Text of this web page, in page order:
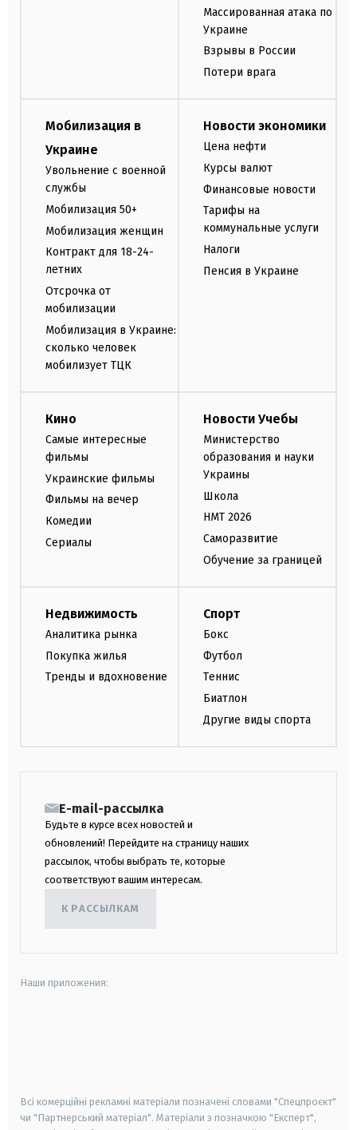
Массированная атака по
Украине
Взрывы в России
Потери врага
Мобилизация в
Украине
Увольнение с военной
службы
Мобилизация 50+
Мобилизация женщин
Контракт для 18-24-
летних
Отсрочка от
мобилизации
Мобилизация в Украине:
сколько человек
мобилизует ТЦК
Новости экономики
Цена нефти
Курсы валют
Финансовые новости
Тарифы на
коммунальные услуги
Налоги
Пенсия в Украине
Кино
Самые интересные
фильмы
Украинские фильмы
Фильмы на вечер
Комедии
Сериалы
Новости Учебы
Министерство
образования и науки
Украины
Школа
НМТ 2026
Саморазвитие
Обучение за границей
Недвижимость
Аналитика рынка
Покупка жилья
Тренды и вдохновение
Спорт
Бокс
Футбол
Теннис
Биатлон
Другие виды спорта
E-mail-рассылка
Будьте в курсе всех новостей и
обновлений! Перейдите на страницу наших
рассылок, чтобы выбрать те, которые
соответствуют вашим интересам.
К РАССЫЛКАМ
Наши приложения:
Всі комерційні рекламні матеріали позначені словами "Спецпроєкт"
чи "Партнерський матеріал". Матеріали з позначкою "Експерт",